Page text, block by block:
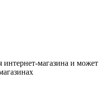
интернет-магазина и может